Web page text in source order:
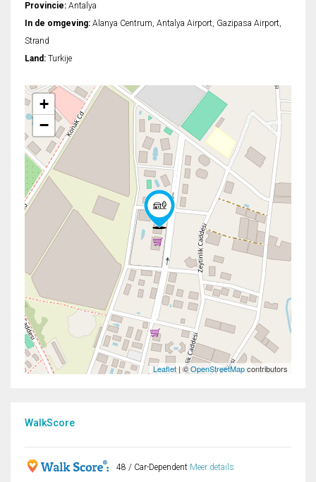
Provincie: Antalya
In de omgeving: Alanya Centrum, Antalya Airport, Gazipasa Airport,
Strand
Land: Turkije
+
−
Leaflet | ©OpenStreetMapcontributors
WalkScore
48 / Car-Dependent Meer details